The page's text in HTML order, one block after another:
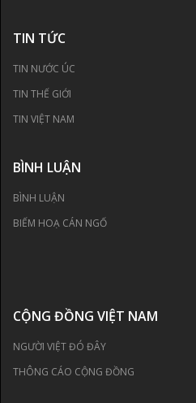
TIN TỨC
TIN NƯỚC ÚC
TIN THẾ GIỚI
TIN VIỆT NAM
BÌNH LUẬN
BÌNH LUẬN
BIẾM HOẠ CÁN NGỐ
CỘNG ĐỒNG VIỆT NAM
NGƯỜI VIỆT ĐÓ ĐÂY
THÔNG CÁO CỘNG ĐỒNG